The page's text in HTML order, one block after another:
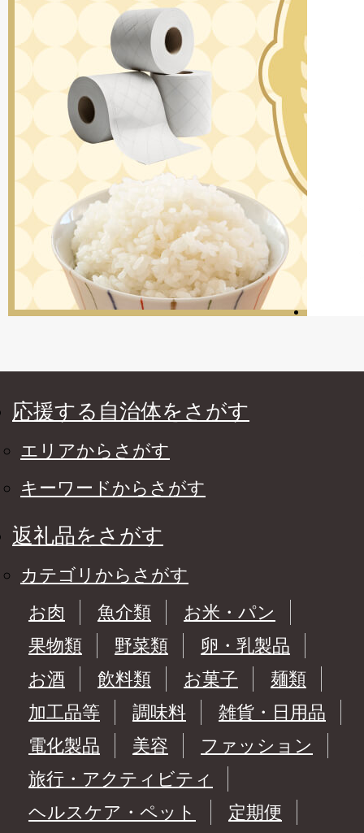
応援する自治体をさがす
エリアからさがす
キーワードからさがす
返礼品をさがす
カテゴリからさがす
お肉
魚介類
お米・パン
果物類
野菜類
卵・乳製品
お酒
飲料類 お菓子
麺類
加工品等
調味料
雑貨・日用品
電化製品
美容
ファッション
旅行・アクティビティ
ヘルスケア・ペット
定期便